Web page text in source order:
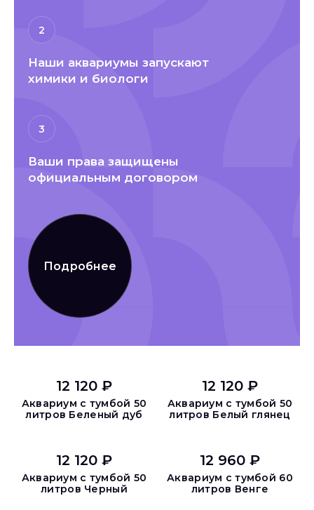
2
Наши аквариумы запускают
химики и биологи
3
Ваши права защищены
официальным договором
Подробнее
12 120 ₽
Аквариум с тумбой 50
литров Беленый дуб
12 120 ₽
Аквариум с тумбой 50
литров Белый глянец
12 120 ₽
Аквариум с тумбой 50
литров Черный
12 960 ₽
Аквариум с тумбой 60
литров Венге